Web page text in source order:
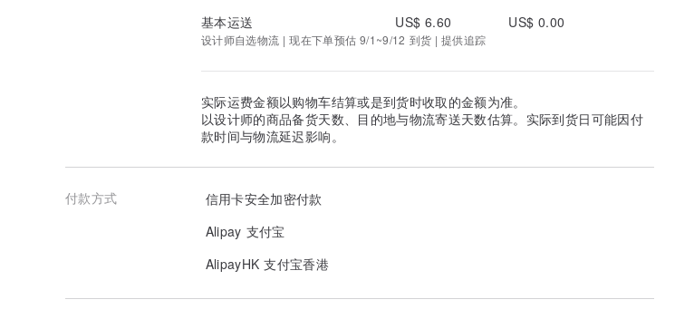
基本运送
US$ 6.60 US$ 0.00
设计师自选物流 | 现在下单预估 9/1~9/12 到货 | 提供追踪
实际运费金额以购物车结算或是到货时收取的金额为准。
以设计师的商品备货天数、目的地与物流寄送天数估算。实际到货日可能因付
款时间与物流延迟影响。
付款方式
信用卡安全加密付款
Alipay 支付宝
AlipayHK 支付宝香港